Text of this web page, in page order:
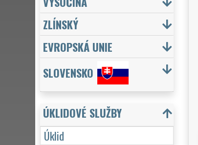
ZLÍNSKÝ
EVROPSKÁ UNIE
SLOVENSKO
ÚKLIDOVÉ SLUŽBY
Úklid